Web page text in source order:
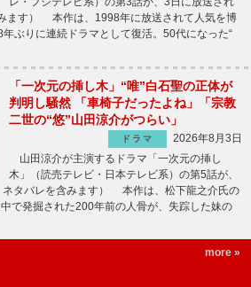
ます） 本作は、1998年に放送されて人気を博
ぶりに連続ドラマとして復活。50代になった“
「一次元の挿し木」“唯”白石聖の正体が
判明し騒然 「車椅子だったよね」「宗教
二世の“悠”山田涼介がつらい」
ドラマ
2026年8月3日
山田涼介が主演するドラマ「一次元の挿し
木」（読売テレビ・日本テレビ系）の第5話が、
ネタバレを含みます） 本作は、松下龍之介氏の
で発掘された200年前の人骨が、失踪した妹の
more »